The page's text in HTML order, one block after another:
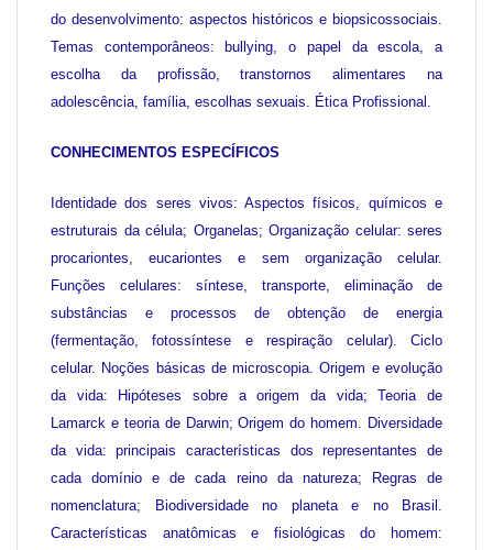
do desenvolvimento: aspectos históricos e biopsicossociais.
Temas contemporâneos: bullying, o papel da escola, a
escolha da profissão, transtornos alimentares na
adolescência, família, escolhas sexuais. Ética Profissional.
CONHECIMENTOS ESPECÍFICOS
Identidade dos seres vivos: Aspectos físicos, químicos e
estruturais da célula; Organelas; Organização celular: seres
procariontes, eucariontes e sem organização celular.
Funções celulares: síntese, transporte, eliminação de
substâncias e processos de obtenção de energia
(fermentação, fotossíntese e respiração celular). Ciclo
celular. Noções básicas de microscopia. Origem e evolução
da vida: Hipóteses sobre a origem da vida; Teoria de
Lamarck e teoria de Darwin; Origem do homem. Diversidade
da vida: principais características dos representantes de
cada domínio e de cada reino da natureza; Regras de
nomenclatura; Biodiversidade no planeta e no Brasil.
Características anatômicas e fisiológicas do homem: